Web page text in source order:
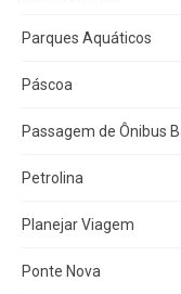
Parques Aquáticos
Páscoa
Passagem de Ônibus
Petrolina
Planejar Viagem
Ponte Nova